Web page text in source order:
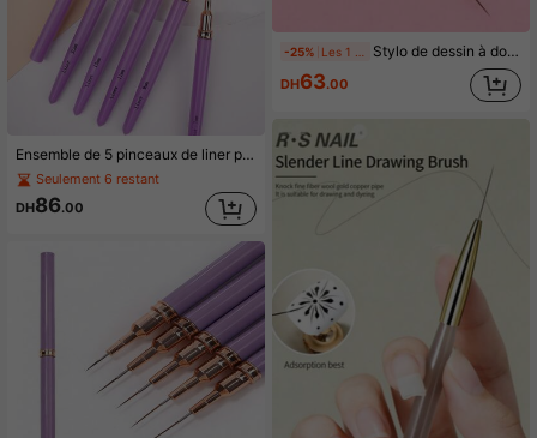
Ensemble de 5 pinceaux de liner pour nail art, pinceau de liner de détail, pinceau de ligne fine, peinture florale, outils de nail art pour vernis à ongles gel UV, taille 6/9/11/15/25 mm
Seulement 6 restant
DH86.00
-25% Stylo de dessin à double tête pour nail art imprimé léopard, simple, pratique et multifonctionnel
DH63.00